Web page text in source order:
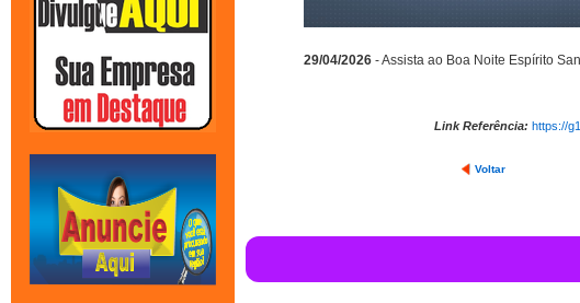
29/04/2026 - Assista ao Boa Noite Espírito
Link Referência: https://
Voltar